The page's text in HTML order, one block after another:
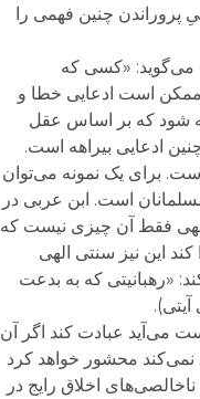
پروراندن چنین فهمی را
می‌گوید: «کسی که
ممکن است ادعایی خطا و
شود که بر اساس عقل
ادعایی بیراهه است.
برای یک نمونه می‌توان
است. ابن عربی در
فقط آن چیزی نیست که
این نیز سنتی الهی
«رهبانيتى كه به بدعت
می‌آید عبادت کند اگر آن
نمی‌کند محشور خواهد کرد
اخلاق رایج در